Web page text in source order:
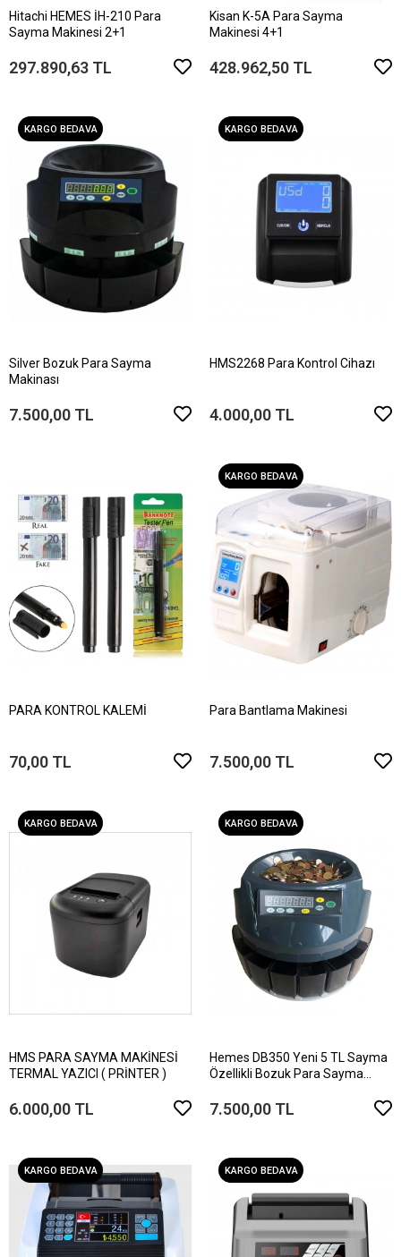
Hitachi HEMES İH-210 Para
Sayma Makinesi 2+1
297.890,63 TL
Kisan K-5A Para Sayma
Makinesi 4+1
428.962,50 TL
KARGO BEDAVA
Silver Bozuk Para Sayma
Makinası
7.500,00 TL
KARGO BEDAVA
HMS2268 Para Kontrol Cihazı
4.000,00 TL
PARA KONTROL KALEMİ
70,00 TL
KARGO BEDAVA
Para Bantlama Makinesi
7.500,00 TL
KARGO BEDAVA
HMS PARA SAYMA MAKİNESİ
TERMAL YAZICI ( PRİNTER )
6.000,00 TL
KARGO BEDAVA
Hemes DB350 Yeni 5 TL Sayma
Özellikli Bozuk Para Sayma
7.500,00 TL
KARGO BEDAVA KARGO BEDAVA